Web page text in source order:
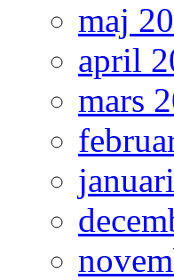
maj
april
mars